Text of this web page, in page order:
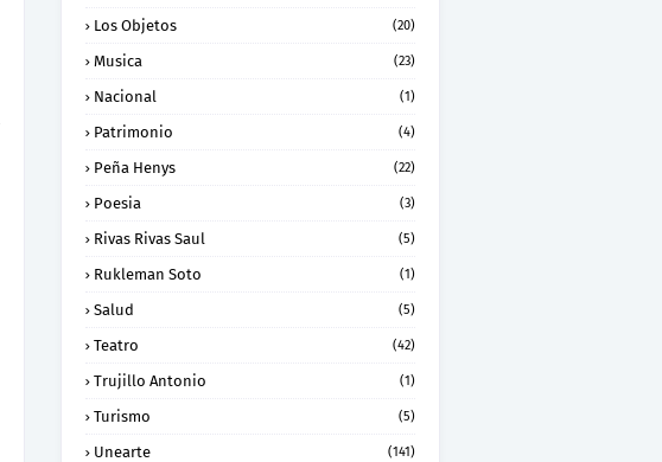
Los Objetos (20)
Musica (23)
Nacional (1)
Patrimonio (4)
Peña Henys (22)
Poesia (3)
Rivas Rivas Saul (5)
Rukleman Soto (1)
Salud (5)
Teatro (42)
Trujillo Antonio (1)
Turismo (5)
Unearte (141)